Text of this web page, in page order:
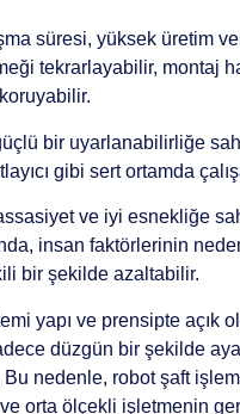
süresi, yüksek üretim
tekrarlayabilir, montaj
koruyabilir.
bir uyarlanabilirliğe
gibi sert ortamda
ve iyi esnekliğe
insan faktörlerinin
bir şekilde azaltabilir.
yapı ve prensipte açık
düzgün bir şekilde
nedenle, robot şaft
orta ölçekli işletmenin